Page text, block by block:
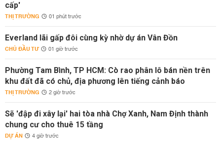
cấp'
THỊ TRƯỜNG 01 phút trước
Everland lãi gấp đôi cùng kỳ nhờ dự án Vân Đồn
CHỦ ĐẦU TƯ 01 giờ trước
Phường Tam Bình, TP HCM: Cò rao phân lô bán nền trên
khu đất đã có chủ, địa phương lên tiếng cảnh báo
THỊ TRƯỜNG 2 giờ trước
Sẽ 'đập đi xây lại' hai tòa nhà Chợ Xanh, Nam Định thành
chung cư cho thuê 15 tầng
DỰ ÁN 4 giờ trước